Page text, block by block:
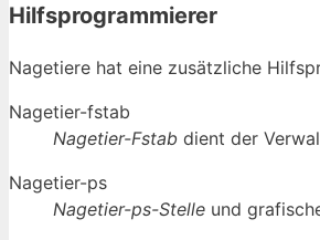
Hilfsprogrammierer
Nagetiere hat eine zusätzliche
Nagetier-fstab
Nagetier-Fstab dient der
Nagetier-ps
Nagetier-ps-Stelle und